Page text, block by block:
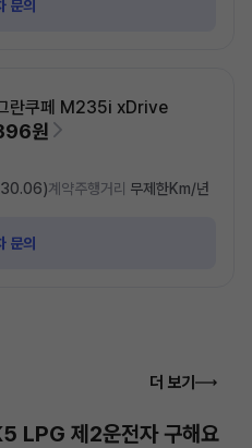
문의
란쿠페 M235i xDrive
원
계약주행거리 무제한Km/년
문의
더 보기
LPG 제2운전자 구해요